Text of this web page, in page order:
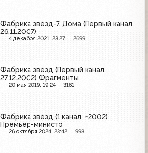
Фабрика звёзд-7. Дома (Первый канал,
26.11.2007)
4 декабря 2021, 23:27 2699
Фабрика звёзд (Первый канал,
27.12.2002) Фрагменты
20 мая 2019, 19:24 3161
Фабрика звёзд (1 канал, ~2002)
Премьер-министр
26 октября 2024, 23:42 998